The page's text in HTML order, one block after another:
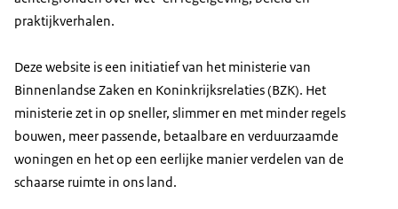
praktijkverhalen.
Deze website is een initiatief van het ministerie van
Binnenlandse Zaken en Koninkrijksrelaties (BZK). Het
ministerie zet in op sneller, slimmer en met minder regels
bouwen, meer passende, betaalbare en verduurzaamde
woningen en het op een eerlijke manier verdelen van de
schaarse ruimte in ons land.